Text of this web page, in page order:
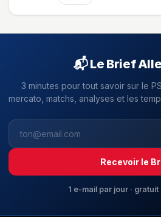
📬 Le Brief
3 minutes pour tout savoir sur le
mercato, matchs, analyses et les
Recevoir le
1 e-mail par jour · gratuit